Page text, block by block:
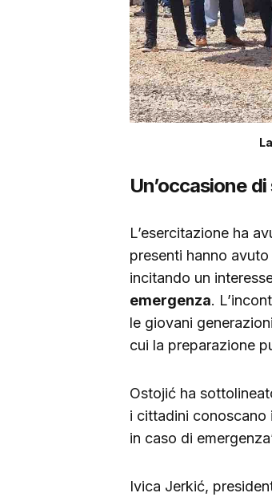
Un’occasione
L’esercitazione ha
presenti hanno
incitando un
emergenza.
le giovani
cui la preparazione
Ostojić ha
i cittadini conoscano
in caso di
Ivica Jerkić,